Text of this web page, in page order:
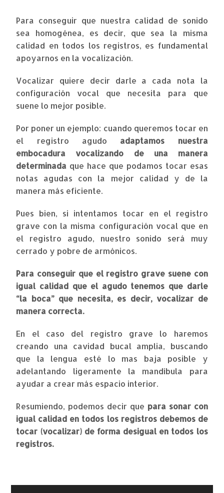
Para conseguir que nuestra calidad de sonido
sea homogénea, es decir, que sea la misma
calidad en todos los registros, es fundamental
apoyarnos en la vocalización.
Vocalizar quiere decir darle a cada nota la
configuración vocal que necesita para que
suene lo mejor posible.
Por poner un ejemplo: cuando queremos tocar en
el registro agudo adaptamos nuestra
embocadura vocalizando de una manera
determinada que hace que podamos tocar esas
notas agudas con la mejor calidad y de la
manera más eficiente.
Pues bien, si intentamos tocar en el registro
grave con la misma configuración vocal que en
el registro agudo, nuestro sonido será muy
cerrado y pobre de armónicos.
Para conseguir que el registro grave suene con
igual calidad que el agudo tenemos que darle
“la boca” que necesita, es decir, vocalizar de
manera correcta.
En el caso del registro grave lo haremos
creando una cavidad bucal amplia, buscando
que la lengua esté lo mas baja posible y
adelantando ligeramente la mandíbula para
ayudar a crear más espacio interior.
Resumiendo, podemos decir que para sonar con
igual calidad en todos los registros debemos de
tocar (vocalizar) de forma desigual en todos los
registros.